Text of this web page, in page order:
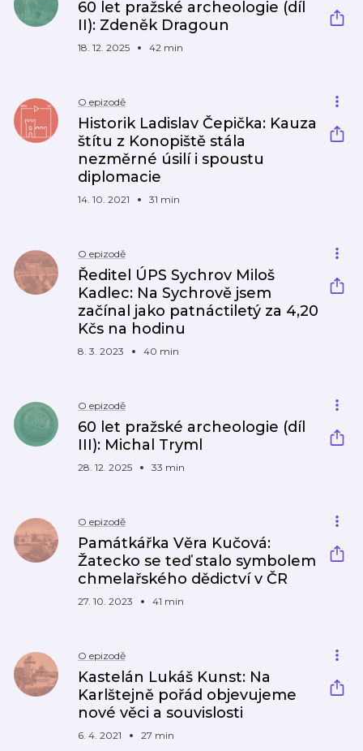
60 let pražské archeologie (díl
II): Zdeněk Dragoun
18. 12. 2025 42 min
O epizodě
Historik Ladislav Čepička: Kauza
štítu z Konopiště stála
nezměrné úsilí i spoustu
diplomacie
14. 10. 2021 31 min
O epizodě
Ředitel ÚPS Sychrov Miloš
Kadlec: Na Sychrově jsem
začínal jako patnáctiletý za 4,20
Kčs na hodinu
8. 3. 2023 40 min
O epizodě
60 let pražské archeologie (díl
III): Michal Tryml
28. 12. 2025 33 min
O epizodě
Památkářka Věra Kučová:
Žatecko se teď stalo symbolem
chmelařského dědictví v ČR
27. 10. 2023 41 min
O epizodě
Kastelán Lukáš Kunst: Na
Karlštejně pořád objevujeme
nové věci a souvislosti
6. 4. 2021 27 min